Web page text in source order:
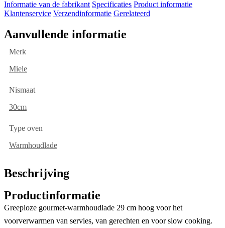
Informatie van de fabrikant Specificaties Product informatie
Klantenservice Verzendinformatie Gerelateerd
Aanvullende informatie
Merk
Miele
Nismaat
30cm
Type oven
Warmhoudlade
Beschrijving
Productinformatie
Greeploze gourmet-warmhoudlade 29 cm hoog voor het
voorverwarmen van servies, van gerechten en voor slow cooking.